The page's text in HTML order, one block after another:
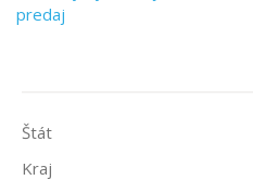
predaj
Štát
Kraj